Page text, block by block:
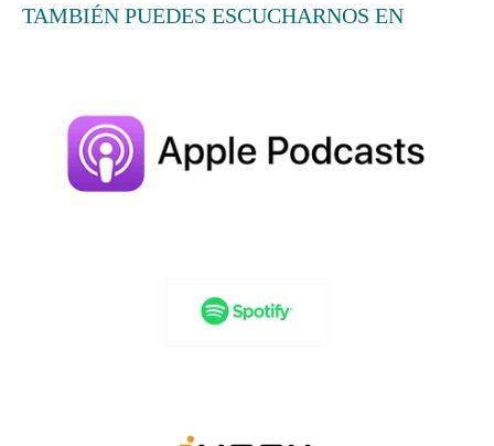
TAMBIÉN PUEDES ESCUCHARNOS EN